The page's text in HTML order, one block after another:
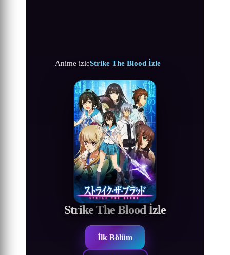
Anime izleStrike The Blood İzle
Strike The Blood İzle
İlk Bölüm